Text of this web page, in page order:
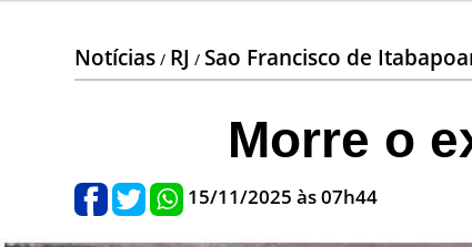
Notícias / RJ / Sao Francisco de
Morre o
15/11/2025 às 07h44